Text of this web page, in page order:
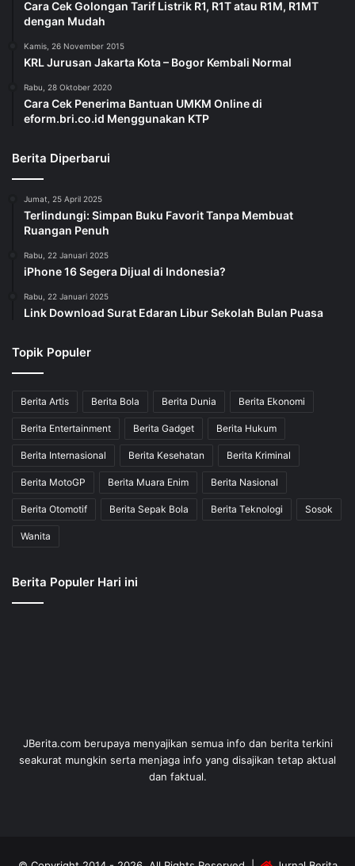
Cara Cek Golongan Tarif Listrik R1, R1T atau R1M, R1MT
dengan Mudah
Kamis, 26 November 2015
KRL Jurusan Jakarta Kota – Bogor Kembali Normal
Rabu, 28 Oktober 2020
Cara Cek Penerima Bantuan UMKM Online di
eform.bri.co.id Menggunakan KTP
Berita Diperbarui
Jumat, 25 April 2025
Terlindungi: Simpan Buku Favorit Tanpa Membuat
Ruangan Penuh
Rabu, 22 Januari 2025
iPhone 16 Segera Dijual di Indonesia?
Rabu, 22 Januari 2025
Link Download Surat Edaran Libur Sekolah Bulan Puasa
Topik Populer
Berita Artis Berita Bola Berita Dunia Berita Ekonomi
Berita Entertainment Berita Gadget Berita Hukum
Berita Internasional Berita Kesehatan Berita Kriminal
Berita MotoGP Berita Muara Enim Berita Nasional
Berita Otomotif Berita Sepak Bola Berita Teknologi Sosok
Wanita
Berita Populer Hari ini
JBerita.com berupaya menyajikan semua info dan berita terkini
seakurat mungkin serta menjaga info yang disajikan tetap aktual
dan faktual.